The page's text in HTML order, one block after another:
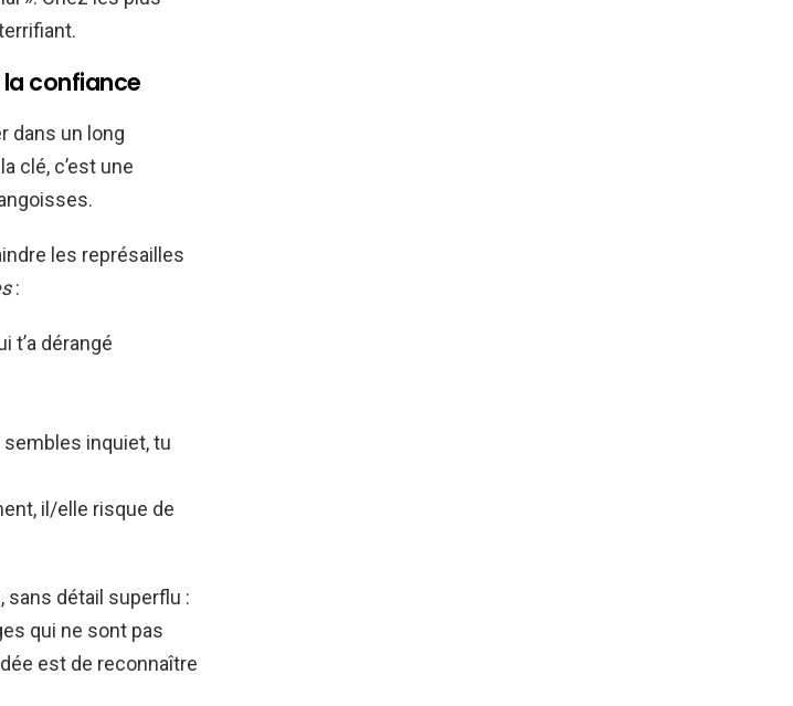
la confiance
dans un long
clé, c’est une
les représailles
:
t’a dérangé
inquiet, tu
il/elle risque de
détail superflu :
qui ne sont pas
est de reconnaître